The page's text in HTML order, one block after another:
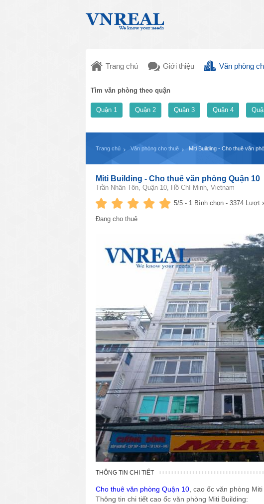
Trang chủ Giới thiệu Văn phòng
Tìm văn phòng theo quận
Quận 1 Quận 2 Quận 3 Quận 4
Trang chủ Văn phòng cho thuê Miti Building - Cho thuê văn
Miti Building - Cho thuê văn phòng Quận 10
Trần Nhân Tôn, Quận 10, Hồ Chí Minh, Vietnam
5/5 - 1 Bình chọn - 3374 Lượt
Đang cho thuê
THÔNG TIN CHI TIẾT
Cho thuê văn phòng Quận 10 , cao ốc văn phòng Miti
Thông tin chi tiết cao ốc văn phòng Miti Building: